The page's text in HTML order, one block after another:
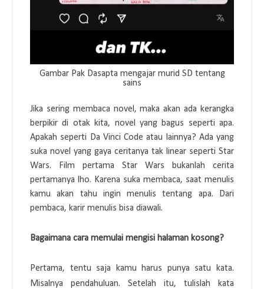
Gambar Pak Dasapta mengajar murid SD tentang
sains
Jika sering membaca novel, maka akan ada kerangka
berpikir di otak kita, novel yang bagus seperti apa.
Apakah seperti Da Vinci Code atau lainnya? Ada yang
suka novel yang gaya ceritanya tak linear seperti Star
Wars. Film pertama Star Wars bukanlah cerita
pertamanya lho. Karena suka membaca, saat menulis
kamu akan tahu ingin menulis tentang apa. Dari
pembaca, karir menulis bisa diawali.
Bagaimana cara memulai mengisi halaman kosong?
Pertama, tentu saja kamu harus punya satu kata.
Misalnya pendahuluan. Setelah itu, tulislah kata